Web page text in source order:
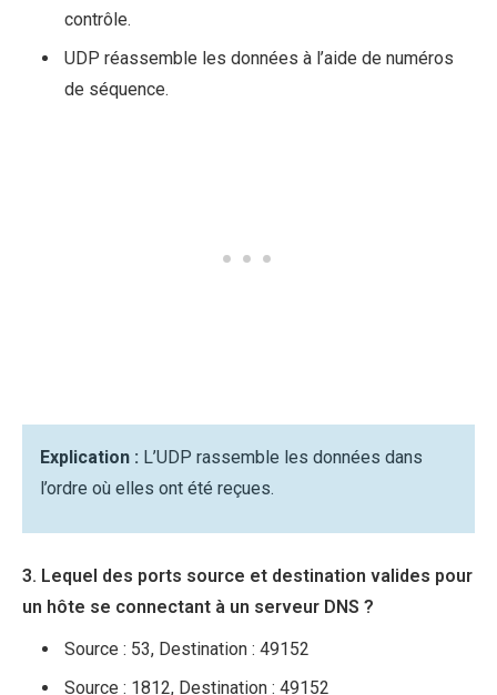
contrôle.
UDP réassemble les données à l’aide de numéros
de séquence.
Explication : L’UDP rassemble les données dans
l’ordre où elles ont été reçues.
3. Lequel des ports source et destination valides pour
un hôte se connectant à un serveur DNS ?
Source : 53, Destination : 49152
Source : 1812, Destination : 49152